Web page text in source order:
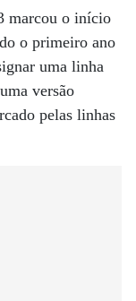
marcou o início
o primeiro ano
uma linha
versão
pelas linhas